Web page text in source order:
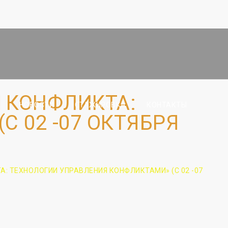
НОВОСТИ СТАЖИРОВКА
02 -07 ОКТЯБРЯ
ТЕХНОЛОГИИ УПРАВЛЕНИЯ КОНФЛИКТАМИ» (С 02 -07